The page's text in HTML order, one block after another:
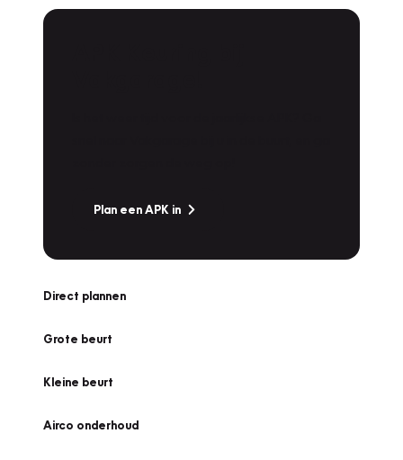
Plan een APK in
Direct plannen
Grote beurt
Kleine beurt
Airco onderhoud